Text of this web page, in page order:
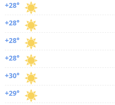
+28°
+28°
+28°
+28°
+30°
+29°